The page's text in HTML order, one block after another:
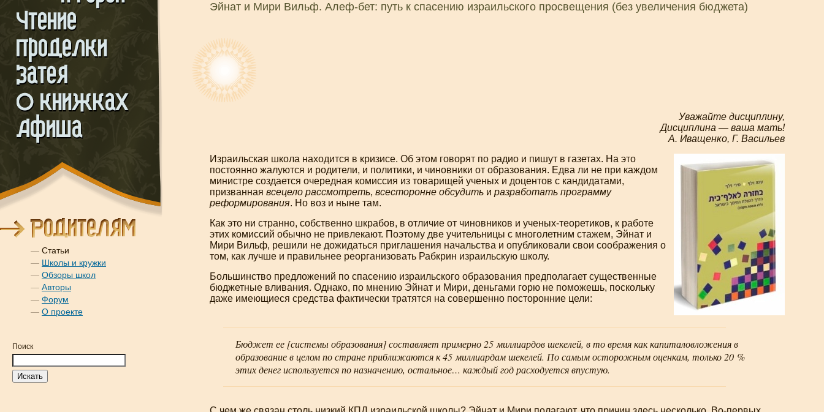
— Статьи
— Школы и кружки
— Обзоры школ
— Авторы
— Форум
— О проекте
Поиск
Эйнат и Мири Вильф. Алеф-бет: путь к спасению израильского просвещения (без увеличения бюджета)
Уважайте дисциплину,
Дисциплина — ваша мать!
А. Иващенко, Г. Васильев
Израильская школа находится в кризисе. Об этом говорят по радио и пишут в газетах. На это
постоянно жалуются и родители, и политики, и чиновники от образования. Едва ли не при каждом
министре создается очередная комиссия из товарищей ученых и доцентов с кандидатами,
призванная всецело рассмотреть, всесторонне обсудить и разработать программу
реформирования. Но воз и ныне там.
Как это ни странно, собственно шкрабов, в отличие от чиновников и ученых-теоретиков, к работе
этих комиссий обычно не привлекают. Поэтому две учительницы с многолетним стажем, Эйнат и
Мири Вильф, решили не дожидаться приглашения начальства и опубликовали свои соображения о
том, как лучше и правильнее реорганизовать Рабкрин израильскую школу.
Большинство предложений по спасению израильского образования предполагает существенные
бюджетные вливания. Однако, по мнению Эйнат и Мири, деньгами горю не поможешь, поскольку
даже имеющиеся средства фактически тратятся на совершенно посторонние цели:
Бюджет ее [системы образования] составляет примерно 25 миллиардов шекелей, в то время как капиталовложения в
образование в целом по стране приближаются к 45 миллиардам шекелей. По самым осторожным оценкам, только 20 %
этих денег используется по назначению, остальное… каждый год расходуется впустую.